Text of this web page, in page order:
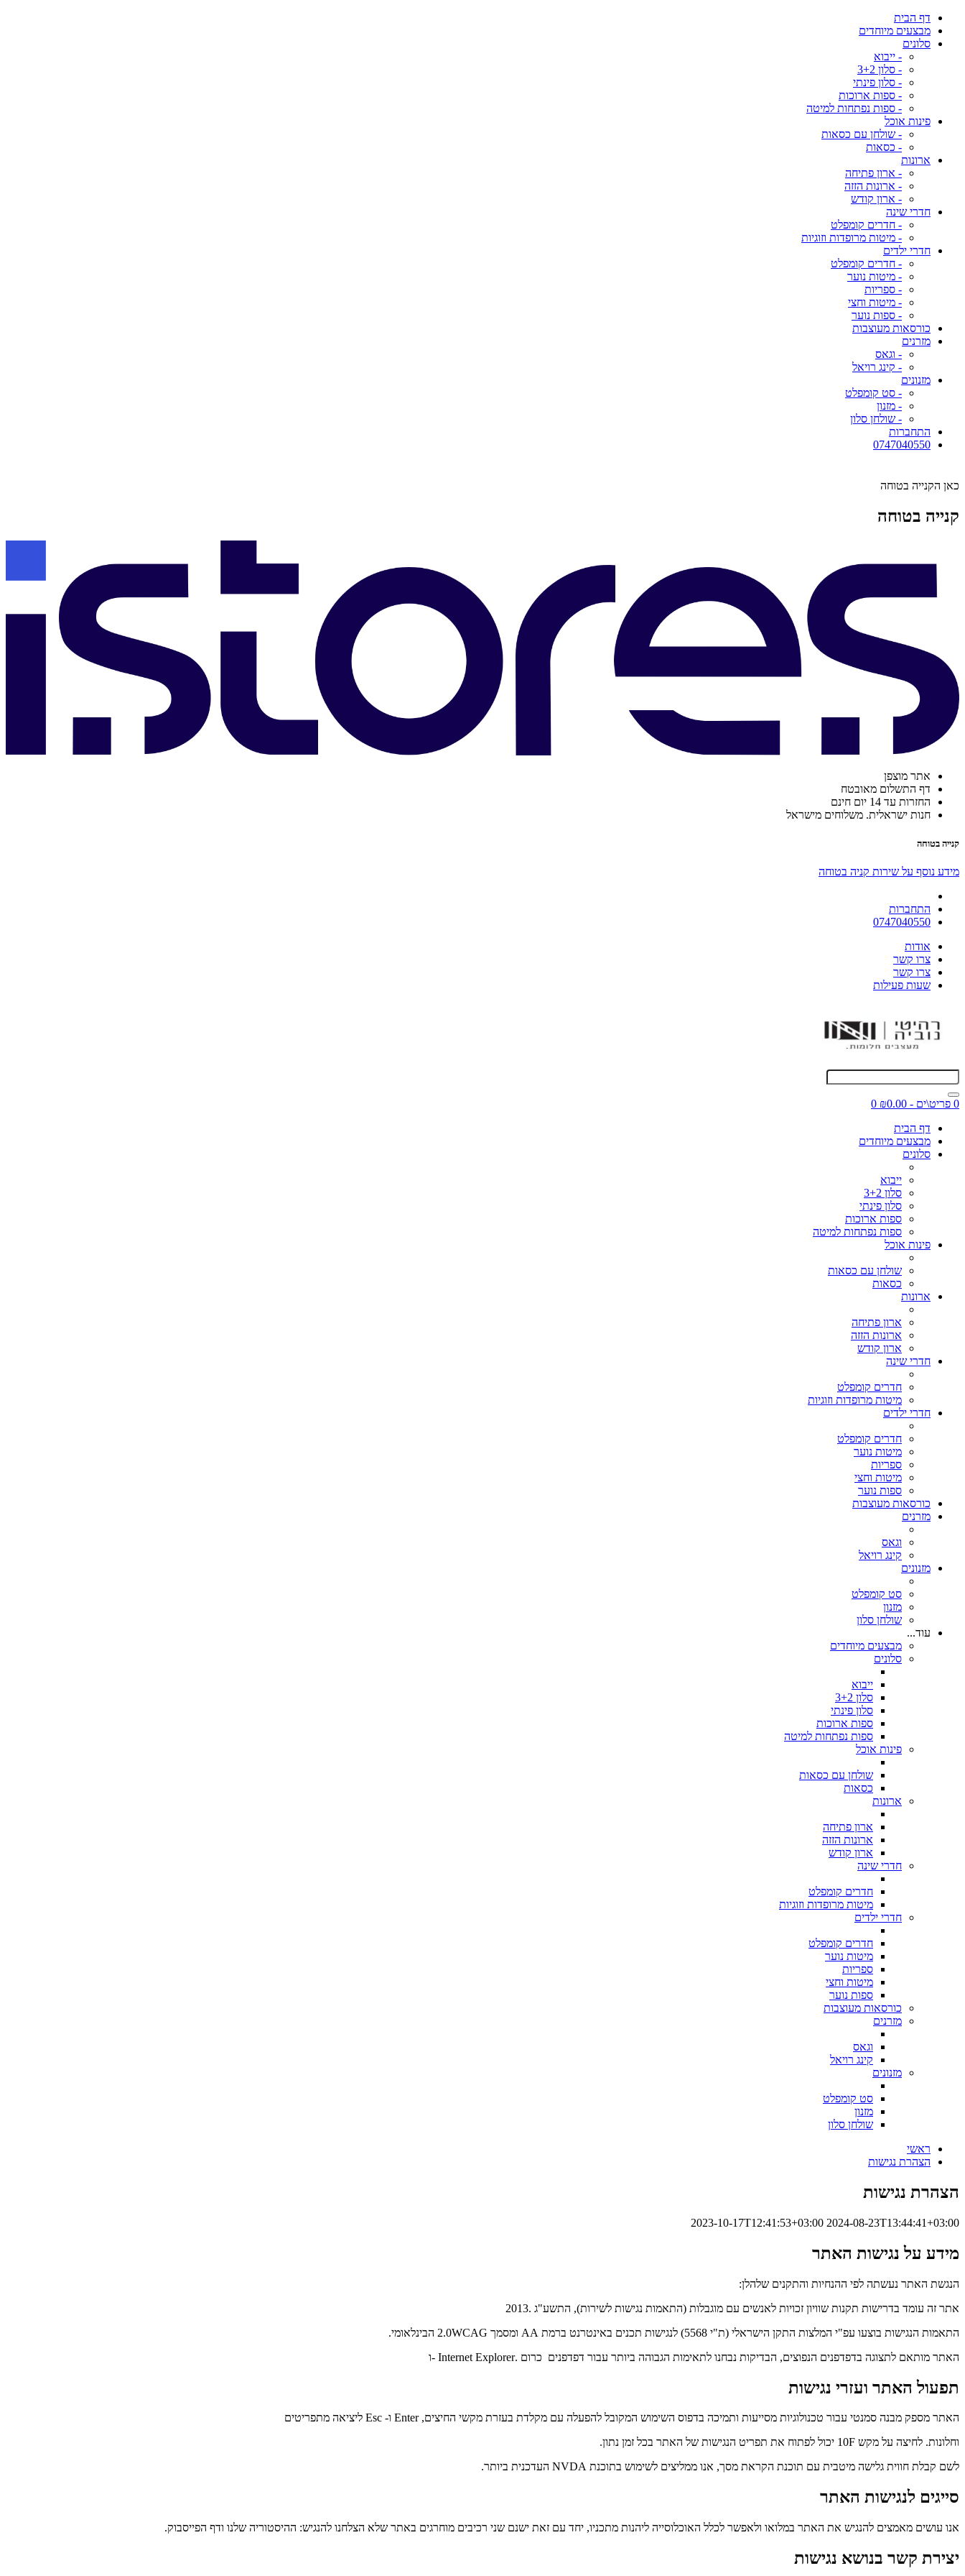
דף הבית
מבצעים מיוחדים
סלונים
- ייבוא
- סלון 3+2
- סלון פינתי
- ספות ארוכות
- ספות נפתחות למיטה
פינות אוכל
- שולחן עם כסאות
- כסאות
ארונות
- ארון פתיחה
- ארונות הזזה
- ארון קודש
חדרי שינה
- חדרים קומפלט
- מיטות מרופדות וזוגיות
חדרי ילדים
- חדרים קומפלט
- מיטות נוער
- ספריות
- מיטות וחצי
- ספות נוער
כורסאות מעוצבות
מזרנים
- וגאס
- קינג רויאל
מזנונים
- סט קומפלט
- מזנון
- שולחן סלון
התחברות
0747040550
כאן הקנייה בטוחה
קנייה בטוחה
אתר מוצפן
דף התשלום מאובטח
החזרות עד 14 יום חינם
חנות ישראלית. משלוחים מישראל
קנייה בטוחה
מידע נוסף על שירות קניה בטוחה
התחברות
0747040550
אודות
צרו קשר
צרו קשר
שעות פעילות
0 פריט\ים - ₪0.00
0
דף הבית
מבצעים מיוחדים
סלונים
ייבוא
סלון 3+2
סלון פינתי
ספות ארוכות
ספות נפתחות למיטה
פינות אוכל
שולחן עם כסאות
כסאות
ארונות
ארון פתיחה
ארונות הזזה
ארון קודש
חדרי שינה
חדרים קומפלט
מיטות מרופדות וזוגיות
חדרי ילדים
חדרים קומפלט
מיטות נוער
ספריות
מיטות וחצי
ספות נוער
כורסאות מעוצבות
מזרנים
וגאס
קינג רויאל
מזנונים
סט קומפלט
מזנון
שולחן סלון
עוד...
מבצעים מיוחדים
סלונים
ייבוא
סלון 3+2
סלון פינתי
ספות ארוכות
ספות נפתחות למיטה
פינות אוכל
שולחן עם כסאות
כסאות
ארונות
ארון פתיחה
ארונות הזזה
ארון קודש
חדרי שינה
חדרים קומפלט
מיטות מרופדות וזוגיות
חדרי ילדים
חדרים קומפלט
מיטות נוער
ספריות
מיטות וחצי
ספות נוער
כורסאות מעוצבות
מזרנים
וגאס
קינג רויאל
מזנונים
סט קומפלט
מזנון
שולחן סלון
ראשי
הצהרת נגישות
הצהרת נגישות
2023-10-17T12:41:53+03:00 2024-08-23T13:44:41+03:00
מידע על נגישות האתר
הנגשת האתר נעשתה לפי ההנחיות והתקנים שלהלן:
אתר זה עומד בדרישות תקנות שוויון זכויות לאנשים עם מוגבלות (התאמות נגישות לשירות), התשע"ג .2013
התאמות הנגישות בוצעו עפ"י המלצות התקן הישראלי (ת"י 5568) לנגישות תכנים באינטרנט ברמת AA ומסמך 2.0WCAG הבינלאומי.
האתר מותאם לתצוגה בדפדפנים הנפוצים, הבדיקות נבחנו לתאימות הגבוהה ביותר עבור דפדפנים כרום .Internet Explorer -ו
תפעול האתר ועזרי נגישות
האתר מספק מבנה סמנטי עבור טכנולוגיות מסייעות ותמיכה בדפוס השימוש המקובל להפעלה עם מקלדת בעזרת מקשי החיצים, Enter ו- Esc ליציאה מתפריטים
וחלונות. לחיצה על מקש 10F יכול לפתוח את תפריט הנגישות של האתר בכל זמן נתון.
לשם קבלת חווית גלישה מיטבית עם תוכנת הקראת מסך, אנו ממליצים לשימוש בתוכנת NVDA העדכנית ביותר.
סייגים לנגישות האתר
אנו עושים מאמצים להנגיש את האתר במלואו ולאפשר לכלל האוכלוסייה ליהנות מתכניו, יחד עם זאת ישנם שני רכיבים מוחרגים באתר שלא הצלחנו להנגיש: ההיסטוריה שלנו ודף הפייסבוק.
יצירת קשר בנושא נגישות